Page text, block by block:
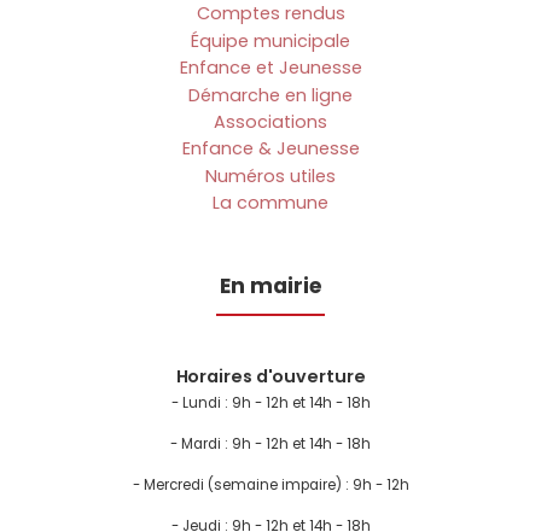
Comptes rendus
Équipe municipale
Enfance et Jeunesse
Démarche en ligne
Associations
Enfance & Jeunesse
Numéros utiles
La commune
En mairie
Horaires d'ouverture
- Lundi : 9h - 12h et 14h - 18h
- Mardi : 9h - 12h et 14h - 18h
- Mercredi (semaine impaire) : 9h - 12h
- Jeudi : 9h - 12h et 14h - 18h